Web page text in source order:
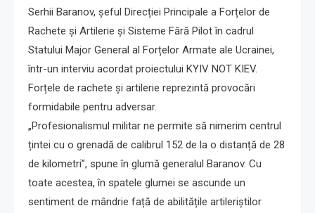
Serhii Baranov, șeful Direcției Principale a Forțelor de
Rachete și Artilerie și Sisteme Fără Pilot în cadrul
Statului Major General al Forțelor Armate ale Ucrainei,
într-un interviu acordat proiectului KYIV NOT KIEV.
Forțele de rachete și artilerie reprezintă provocări
formidabile pentru adversar.
„Profesionalismul militar ne permite să nimerim centrul
țintei cu o grenadă de calibrul 152 de la o distanță de 28
de kilometri”, spune în glumă generalul Baranov. Cu
toate acestea, în spatele glumei se ascunde un
sentiment de mândrie față de abilitățile artileriștilor